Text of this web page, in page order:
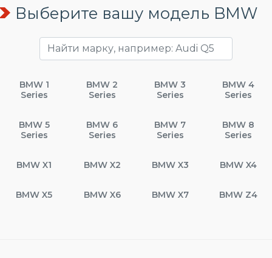
Выберите вашу модель BMW
BMW 1
Series
BMW 2
Series
BMW 3
Series
BMW 4
Series
BMW 5
Series
BMW 6
Series
BMW 7
Series
BMW 8
Series
BMW X1 BMW X2 BMW X3 BMW X4
BMW X5 BMW X6 BMW X7 BMW Z4